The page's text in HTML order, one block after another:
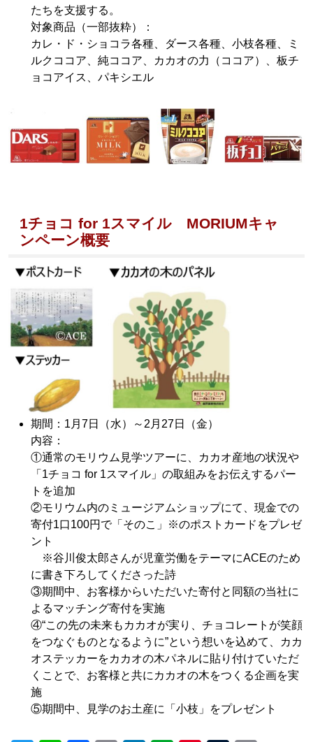
たちを支援する。
対象商品（一部抜粋）：
カレ・ド・ショコラ各種、ダース各種、小枝各種、ミ
ルクココア、純ココア、カカオの力（ココア）、板チ
ョコアイス、パキシエル
1チョコ for 1スマイル MORIUMキャ
ンペーン概要
期間：1月7日（水）～2月27日（金）
内容：
①通常のモリウム見学ツアーに、カカオ産地の状況や
「1チョコ for 1スマイル」の取組みをお伝えするパー
トを追加
②モリウム内のミュージアムショップにて、現金での
寄付1口100円で「そのこ」※のポストカードをプレゼ
ント
※谷川俊太郎さんが児童労働をテーマにACEのため
に書き下ろしてくださった詩
③期間中、お客様からいただいた寄付と同額の当社に
よるマッチング寄付を実施
④“この先の未来もカカオが実り、チョコレートが笑顔
をつなぐものとなるように”という想いを込めて、カカ
オステッカーをカカオの木パネルに貼り付けていただ
くことで、お客様と共にカカオの木をつくる企画を実
施
⑤期間中、見学のお土産に「小枝」をプレゼント